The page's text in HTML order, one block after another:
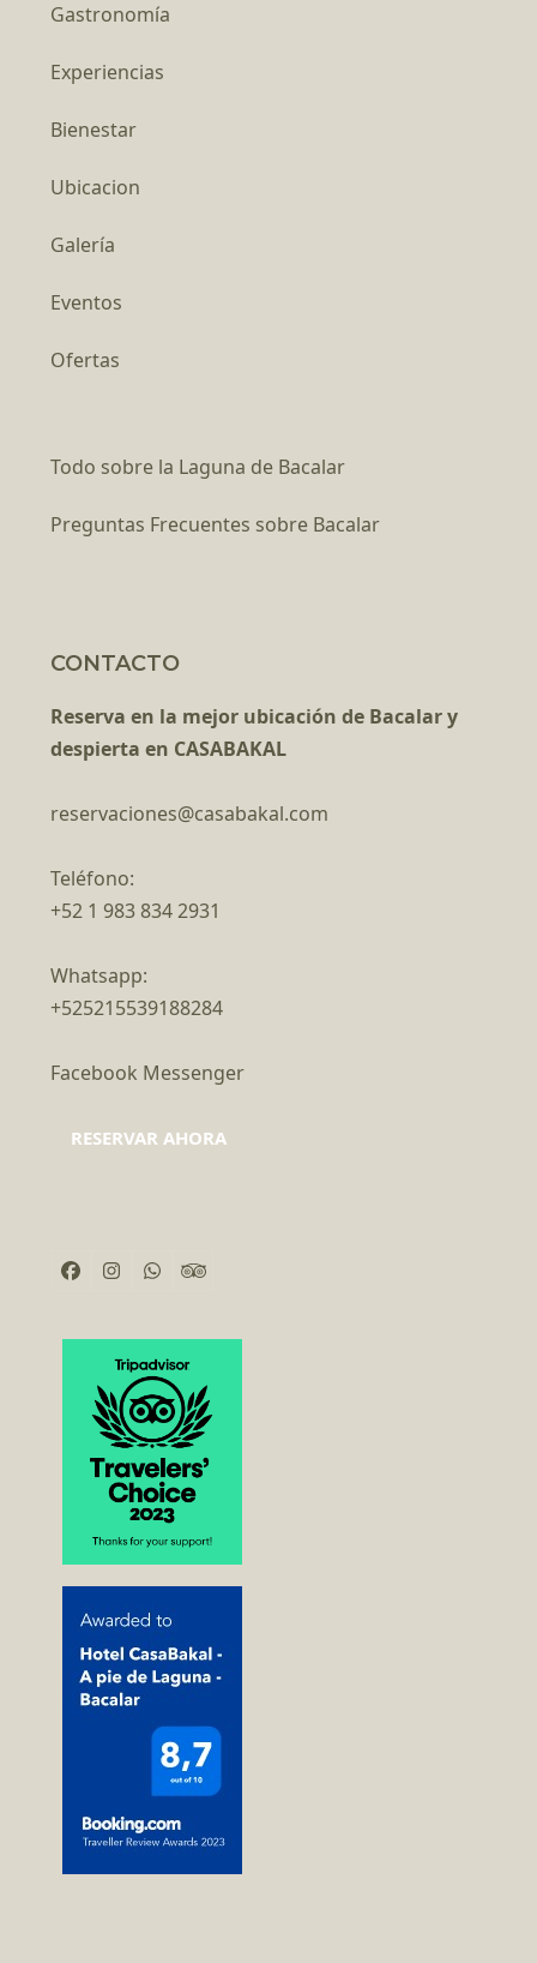
Gastronomía
Experiencias
Bienestar
Ubicacion
Galería
Eventos
Ofertas
Todo sobre la Laguna de Bacalar
Preguntas Frecuentes sobre Bacalar
CONTACTO
Reserva en la mejor ubicación de Bacalar y
despierta en CASABAKAL
reservaciones@casabakal.com
Teléfono:
+52 1 983 834 2931
Whatsapp:
+525215539188284
Facebook Messenger
RESERVAR AHORA
Facebook
Instagram
WhatsappTripadvisor